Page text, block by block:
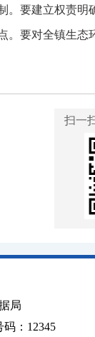
。要建立权责
。要对全镇生
扫一
局
：12345